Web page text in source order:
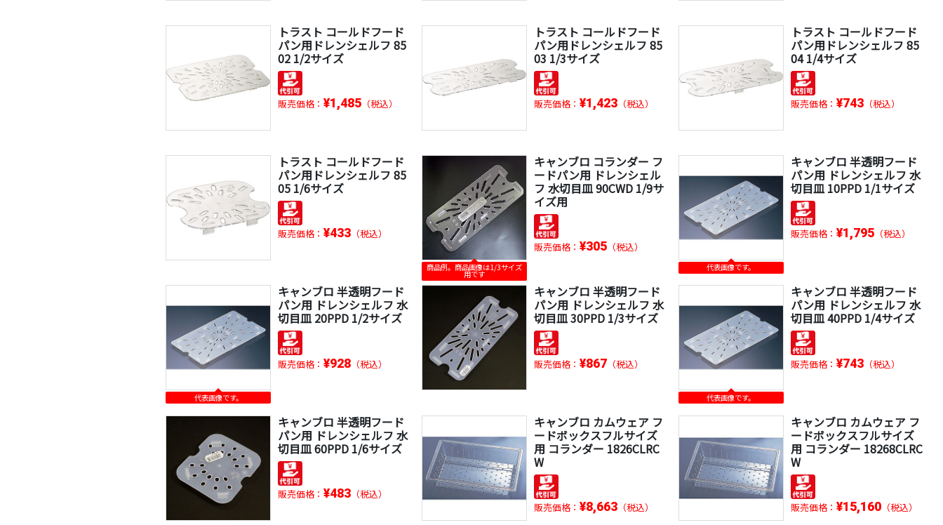
トラスト コールドフード
パン用ドレンシェルフ 85
02 1/2サイズ
販売価格： ¥1,485 （税込）
トラスト コールドフード
パン用ドレンシェルフ 85
03 1/3サイズ
販売価格：¥1,423 （税込）
トラスト コールドフード
パン用ドレンシェルフ 85
04 1/4サイズ
販売価格： ¥743（税込）
トラスト コールドフード
パン用ドレンシェルフ 85
05 1/6サイズ
販売価格： ¥433 （税込）
商品例。商品画像は1/3サイズ
用です
キャンブロ コランダー フ
ードパン用 ドレンシェル
フ 水切目皿 90CWD 1/9サ
イズ用
販売価格：¥305 （税込）
代表画像です。
キャンブロ 半透明フード
パン用 ドレンシェルフ 水
切目皿 10PPD 1/1サイズ
販売価格： ¥1,795（税込）
代表画像です。
キャンブロ 半透明フード
パン用 ドレンシェルフ 水
切目皿 20PPD 1/2サイズ
販売価格： ¥928 （税込）
キャンブロ 半透明フード
パン用 ドレンシェルフ 水
切目皿 30PPD 1/3サイズ
販売価格：¥867 （税込）
代表画像です。
キャンブロ 半透明フード
パン用 ドレンシェルフ 水
切目皿 40PPD 1/4サイズ
販売価格： ¥743（税込）
キャンブロ 半透明フード
パン用 ドレンシェルフ 水
切目皿 60PPD 1/6サイズ
販売価格： ¥483 （税込）
キャンブロ カムウェア フ
ードボックスフルサイズ
用 コランダー 1826CLRC
W
販売価格：¥8,663 （税込）
キャンブロ カムウェア フ
ードボックスフルサイズ
用 コランダー 18268CLRC
W
販売価格： ¥15,160（税込）